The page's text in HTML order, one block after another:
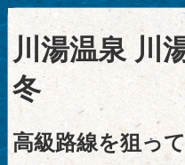
川湯温泉 川
冬
高級路線を狙っ